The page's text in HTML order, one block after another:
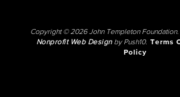
Copyright © 2026 John Templeton
Nonprofit Web Designby Push10. Terms
Policy